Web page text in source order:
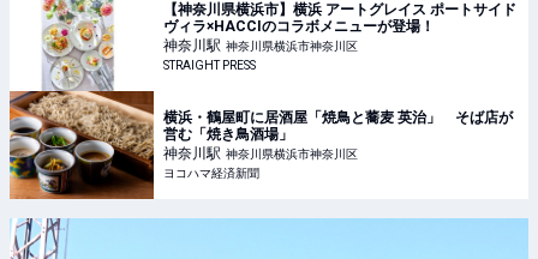
【神奈川県横浜市】横浜 アートグレイス ポートサイド
ヴィラ×HACCIのコラボメニューが登場！
神奈川駅 神奈川県横浜市神奈川区
STRAIGHT PRESS
横浜・鶴屋町に居酒屋「焼鳥と蕎麦 英治」 そば店が
営む「焼き鳥酒場」
神奈川駅 神奈川県横浜市神奈川区
ヨコハマ経済新聞